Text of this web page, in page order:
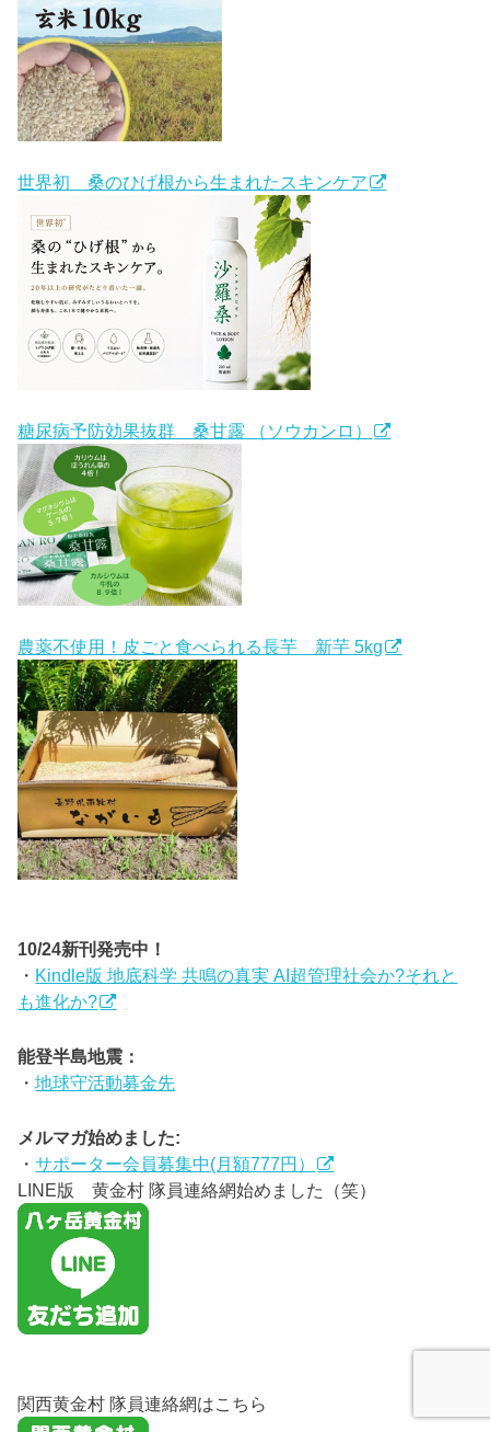
世界初 桑のひげ根から生まれたスキンケア
糖尿病予防効果抜群 桑甘露 （ソウカンロ）
農薬不使用！皮ごと食べられる長芋 新芋 5kg
10/24新刊発売中！
・ Kindle版 地底科学 共鳴の真実 AI超管理社会か?それと
も進化か?
能登半島地震：
・地球守活動募金先
メルマガ始めました:
・サポーター会員募集中(月額777円）
LINE版 黄金村 隊員連絡網始めました（笑）
関西黄金村 隊員連絡網はこちら